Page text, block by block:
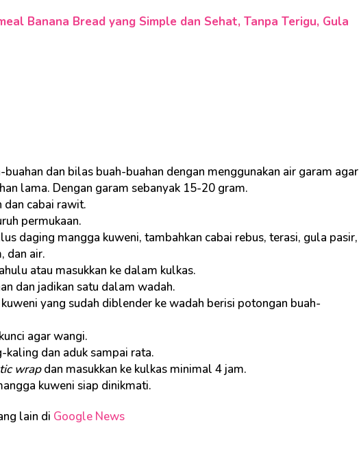
Banana Bread yang Simple dan Sehat, Tanpa Terigu, Gula
buahan dan bilas buah-buahan dengan menggunakan air garam agar
lama. Dengan garam sebanyak 15-20 gram.
dan cabai rawit.
permukaan.
daging mangga kuweni, tambahkan cabai rebus, terasi, gula pasir,
dan air.
atau masukkan ke dalam kulkas.
dan jadikan satu dalam wadah.
yang sudah diblender ke wadah berisi potongan buah-
agar wangi.
kaling dan aduk sampai rata.
wrapdan masukkan ke kulkas minimal 4 jam.
kuweni siap dinikmati.
lain di Google News